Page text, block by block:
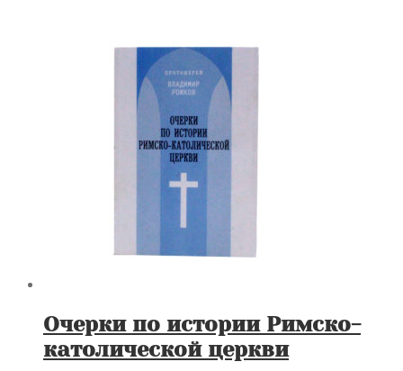
Очерки по истории Римско-
католической церкви